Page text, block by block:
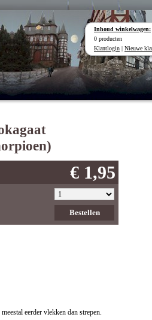
Inhoud winkelwagen:
0 producten
Klantlogin | Nieuwe
€ 1,95
Bestellen
eerder vlekken dan strepen.